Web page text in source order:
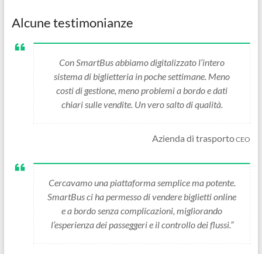
Alcune testimonianze
Con SmartBus abbiamo digitalizzato l’intero
sistema di biglietteria in poche settimane. Meno
costi di gestione, meno problemi a bordo e dati
chiari sulle vendite. Un vero salto di qualità.
Azienda di trasportoCEO
Cercavamo una piattaforma semplice ma potente.
SmartBus ci ha permesso di vendere biglietti online
e a bordo senza complicazioni, migliorando
l’esperienza dei passeggeri e il controllo dei flussi.”